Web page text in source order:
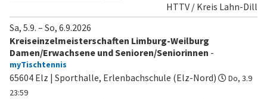
HTTV / Kreis Lahn-Dill
Sa, 5.9. – So, 6.9.2026
Kreiseinzelmeisterschaften Limburg-Weilburg
Damen/Erwachsene und Senioren/Seniorinnen -
myTischtennis
65604 Elz | Sporthalle, Erlenbachschule (Elz-Nord)
Do, 3.9
23:59